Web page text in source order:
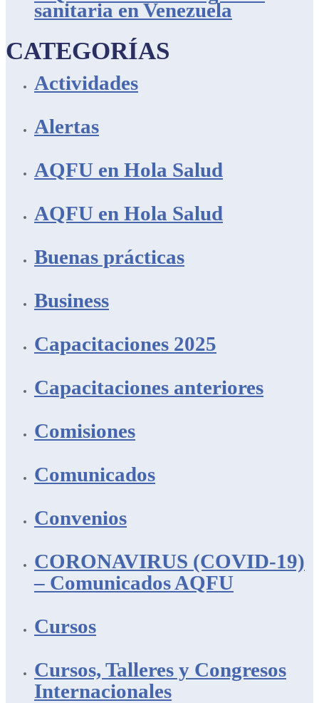
sanitaria en Venezuela
CATEGORÍAS
Actividades
Alertas
AQFU en Hola Salud
AQFU en Hola Salud
Buenas prácticas
Business
Capacitaciones 2025
Capacitaciones anteriores
Comisiones
Comunicados
Convenios
CORONAVIRUS (COVID-19)
– Comunicados AQFU
Cursos
Cursos, Talleres y Congresos
Internacionales